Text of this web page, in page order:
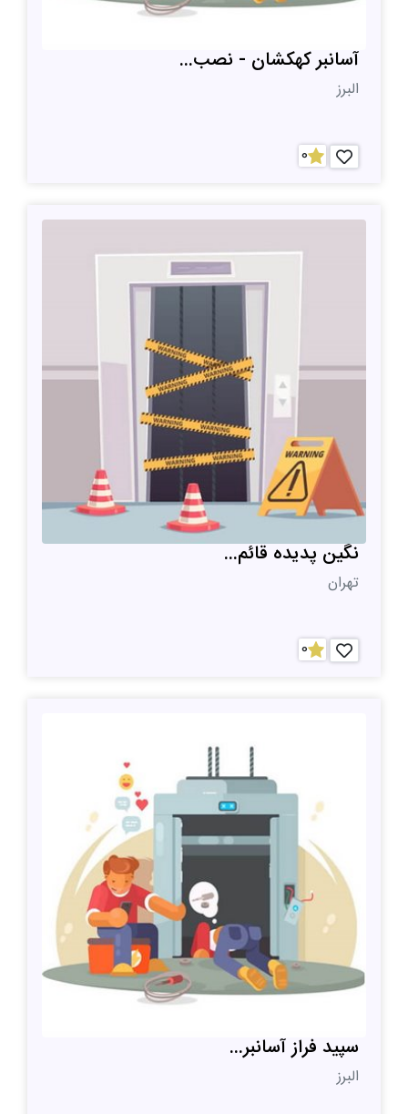
آسانبر کهکشان - نصب...
البرز
0
نگین پدیده قائم...
تهران
0
سپید فراز آسانبر...
البرز